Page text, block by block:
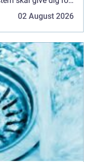
ubudne
02 August 2026